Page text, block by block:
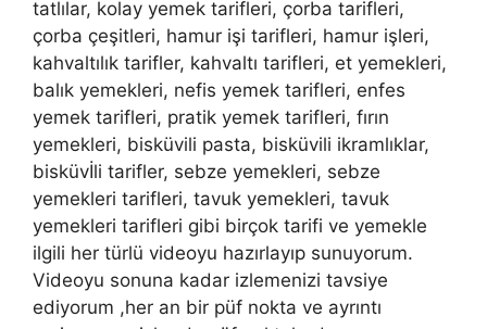
tatlılar, kolay yemek tarifleri, çorba tarifleri,
çorba çeşitleri, hamur işi tarifleri, hamur işleri,
kahvaltılık tarifler, kahvaltı tarifleri, et yemekleri,
balık yemekleri, nefis yemek tarifleri, enfes
yemek tarifleri, pratik yemek tarifleri, fırın
yemekleri, bisküvili pasta, bisküvili ikramlıklar,
bisküvİli tarifler, sebze yemekleri, sebze
yemekleri tarifleri, tavuk yemekleri, tavuk
yemekleri tarifleri gibi birçok tarifi ve yemekle
ilgili her türlü videoyu hazırlayıp sunuyorum.
Videoyu sonuna kadar izlemenizi tavsiye
ediyorum ,her an bir püf nokta ve ayrıntı